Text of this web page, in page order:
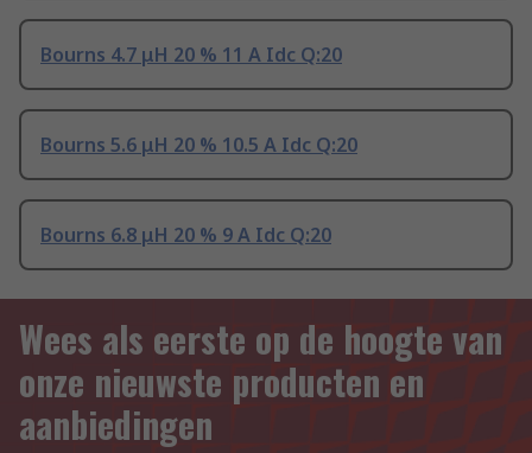
Bourns 4.7 μH 20 % 11 A Idc Q:20
Bourns 5.6 μH 20 % 10.5 A Idc Q:20
Bourns 6.8 μH 20 % 9 A Idc Q:20
Wees als eerste op de hoogte van
onze nieuwste producten en
aanbiedingen